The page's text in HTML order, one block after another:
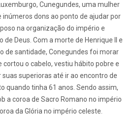
Cunegundes, uma mulher
inúmeros dons ao ponto de ajudar por
na organização do império e
de Deus. Com a morte de Henrique II e
de santidade, Conegundes foi morar
cortou o cabelo, vestiu hábito pobre e
suas superioras até ir ao encontro de
quando tinha 61 anos. Sendo assim,
a coroa de Sacro Romano no império
da Glória no império celeste.